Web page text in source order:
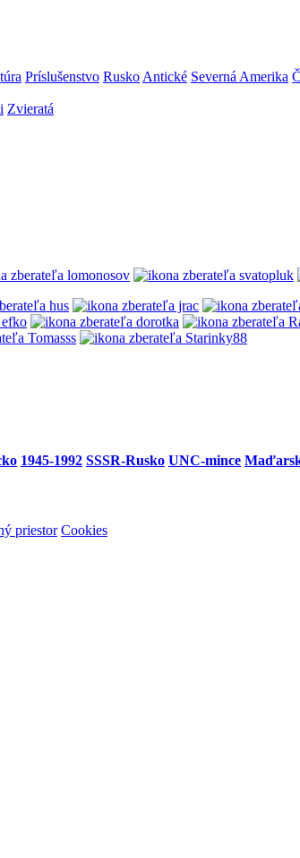
Príslušenstvo Rusko Antické Severná Amerika
Zvieratá
1945-1992 SSSR-Rusko UNC-mince
priestor Cookies